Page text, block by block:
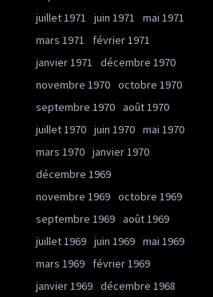
juillet 1971
juin 1971
mai 1971
mars 1971
février 1971
janvier 1971
décembre 1970
novembre 1970 octobre 1970
septembre 1970 août 1970
juillet 1970 juin 1970 mai 1970
mars 1970 janvier 1970
décembre 1969
novembre 1969 octobre 1969
septembre 1969 août 1969
juillet 1969 juin 1969 mai 1969
mars 1969
février 1969
janvier 1969 décembre 1968